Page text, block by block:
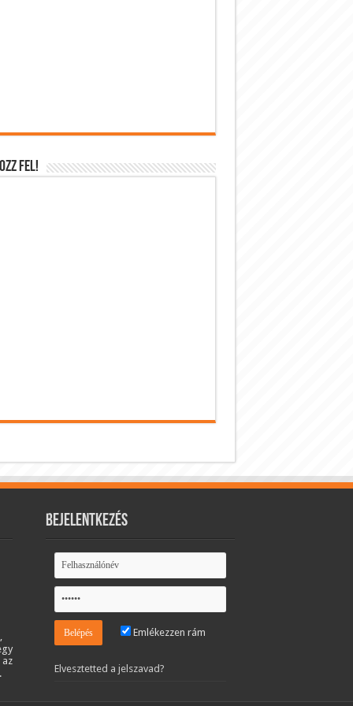
FEL!
Bejelentkezés
Emlékezzen rám
Elvesztetted a jelszavad?